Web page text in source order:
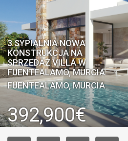
3 SYPIALNIA NOWA
KONSTRUKCJA NA
SPRZEDAŻ VILLA W
FUENTEALAMO, MURCIA
FUENTEALAMO, MURCIA
392,900€